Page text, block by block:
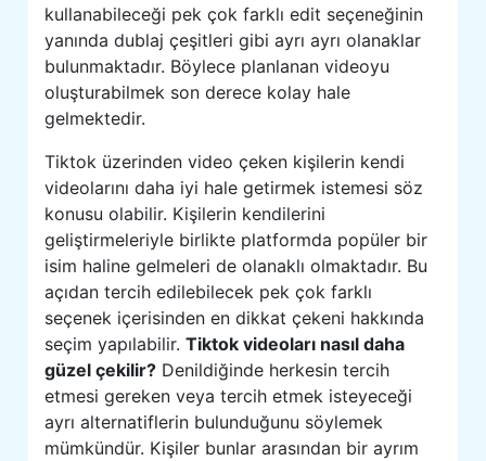
kullanabileceği pek çok farklı edit seçeneğinin
yanında dublaj çeşitleri gibi ayrı ayrı olanaklar
bulunmaktadır. Böylece planlanan videoyu
oluşturabilmek son derece kolay hale
gelmektedir.
Tiktok üzerinden video çeken kişilerin kendi
videolarını daha iyi hale getirmek istemesi söz
konusu olabilir. Kişilerin kendilerini
geliştirmeleriyle birlikte platformda popüler bir
isim haline gelmeleri de olanaklı olmaktadır. Bu
açıdan tercih edilebilecek pek çok farklı
seçenek içerisinden en dikkat çekeni hakkında
seçim yapılabilir.Tiktok videoları nasıl daha
güzel çekilir? Denildiğinde herkesin tercih
etmesi gereken veya tercih etmek isteyeceği
ayrı alternatiflerin bulunduğunu söylemek
mümkündür. Kişiler bunlar arasından bir ayrım